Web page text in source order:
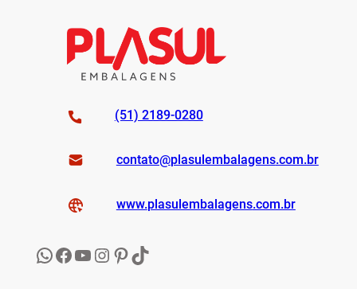
(51) 2189-0280
contato@plasulembalagens.com.br
www.plasulembalagens.com.br
WhatsApp
Facebook
YouTube
Instagram
Pinterest
TikTok